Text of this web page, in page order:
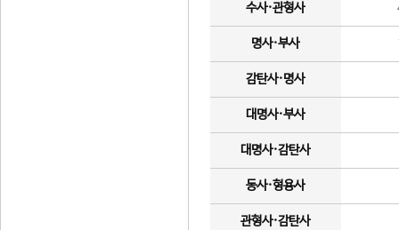
수사·관형사
명사·부사
감탄사·명사
대명사·부사
대명사·감탄사
동사·형용사
관형사·감탄사